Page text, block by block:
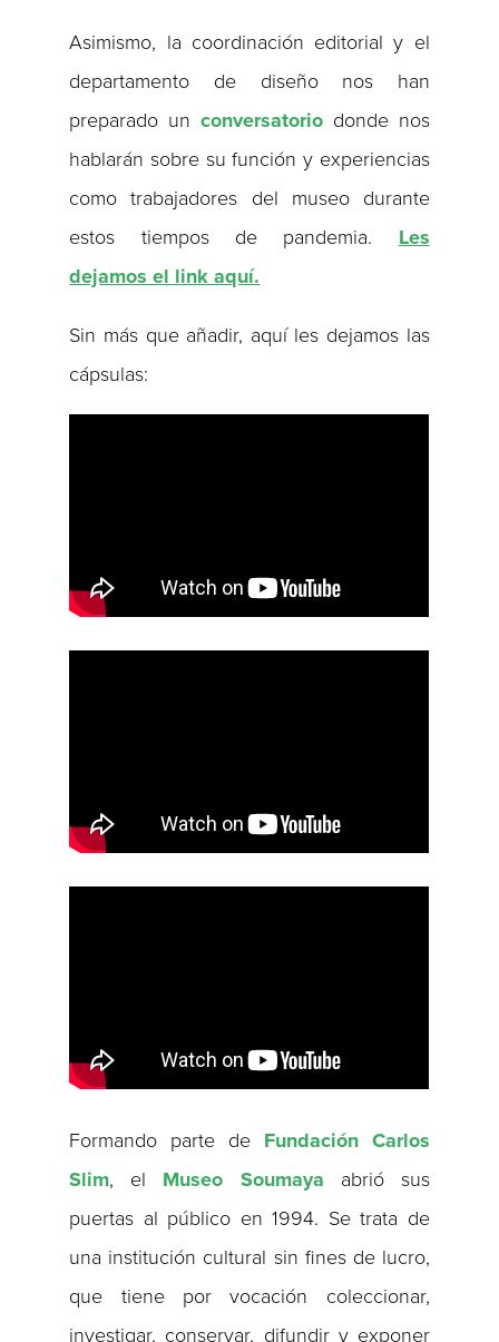
Asimismo, la coordinación editorial y el
departamento de diseño nos han
preparado un conversatorio donde nos
hablarán sobre su función y experiencias
como trabajadores del museo durante
estos tiempos de pandemia. Les
dejamos el link aquí.
Sin más que añadir, aquí les dejamos las
cápsulas:
Formando parte de Fundación Carlos
Slim, el Museo Soumaya abrió sus
puertas al público en 1994. Se trata de
una institución cultural sin fines de lucro,
que tiene por vocación coleccionar,
investigar, conservar, difundir y exponer